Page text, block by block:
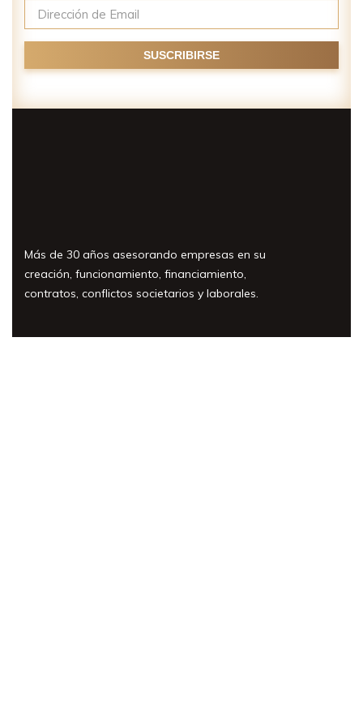
Más de 30 años asesorando empresas en su
creación, funcionamiento, financiamiento,
contratos, conflictos societarios y laborales.